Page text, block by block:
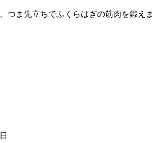
つま先立ちでふくらはぎの筋肉を鍛えま